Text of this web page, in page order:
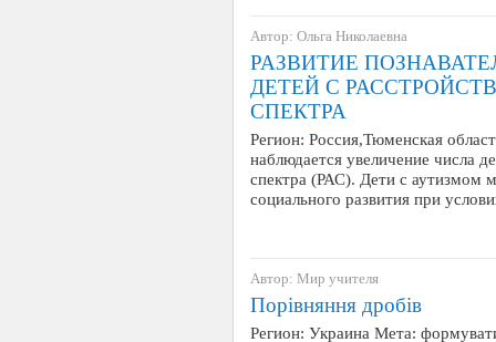
Автор: Ольга Николаевна
РАЗВИТИЕ
ДЕТЕЙ С
СПЕКТРА
Регион: Россия,Тюменская
наблюдается увеличение числа
спектра (РАС). Дети с аутизмом
социального развития при
Автор: Мир учителя
Порівняння дробів
Регион: Украина Мета: